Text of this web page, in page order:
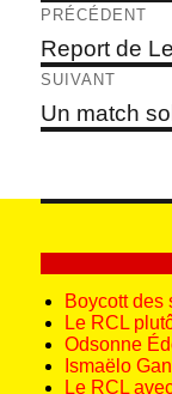
Navigation
de
l’article
PRÉCÉDENT
Article
précédent :
Report de
SUIVANT
Article
suivant :
Un match
Boycott des
Le RCL
Odsonne
Ismaëlo
Le RCL